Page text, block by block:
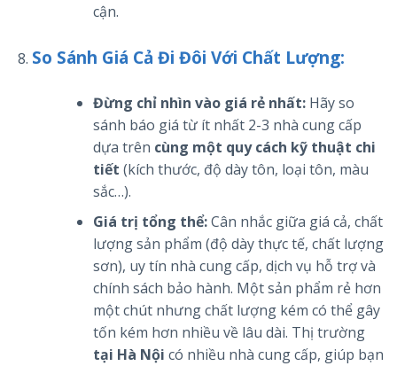
cận.
So Sánh Giá Cả Đi Đôi Với Chất Lượng:
Đừng chỉ nhìn vào giá rẻ nhất:Hãy so
sánh báo giá từ ít nhất 2-3 nhà cung cấp
dựa trên cùng một quy cách kỹ thuật chi
tiết (kích thước, độ dày tôn, loại tôn, màu
sắc…).
Giá trị tổng thể:Cân nhắc giữa giá cả, chất
lượng sản phẩm (độ dày thực tế, chất lượng
sơn), uy tín nhà cung cấp, dịch vụ hỗ trợ và
chính sách bảo hành. Một sản phẩm rẻ hơn
một chút nhưng chất lượng kém có thể gây
tốn kém hơn nhiều về lâu dài. Thị trường
tại Hà Nội có nhiều nhà cung cấp, giúp bạn